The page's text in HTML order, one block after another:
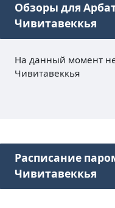
Обзоры для
Чивитавеккья
На данный момент
Чивитавеккья
Расписание
Чивитавеккья